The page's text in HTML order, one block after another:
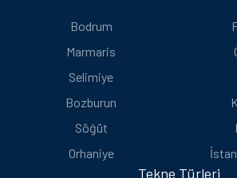
Bodrum
Marmaris
Selimiye
Bozburun
Söğüt
Orhaniye
Tekne Türleri